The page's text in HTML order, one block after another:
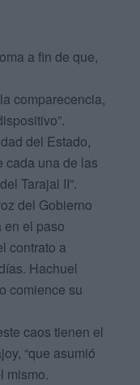
a fin de que,
comparecencia,
del Estado,
cada una de las
Tarajal II”.
del Gobierno
en el paso
contrato a
Hachuel
comience su
caos tienen el
“que asumió
mismo.